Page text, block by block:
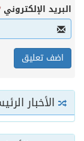
البريد الإلكتروني
الأخبار